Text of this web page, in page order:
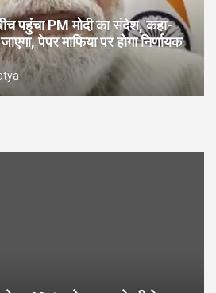
पहुंचा PM मोदी का संदेश, कहा-
पेपर माफिया पर होगा निर्णायक